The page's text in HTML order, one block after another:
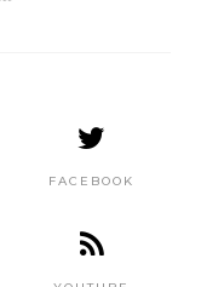
FACEBOOK